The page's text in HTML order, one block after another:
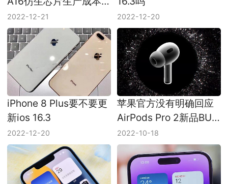
上升为110美元
2022-12-21 2022-12-20
iPhone 8 Plus要不要更
新ios 16.3
2022-12-20
苹果官方没有明确回应
AirPods Pro 2新品BUG
问题
2022-10-18